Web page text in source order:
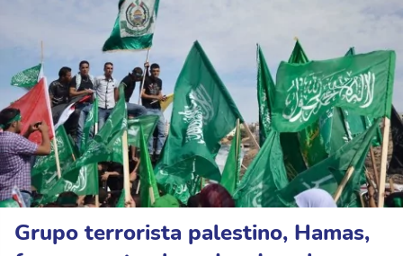
Grupo terrorista palestino, Hamas,